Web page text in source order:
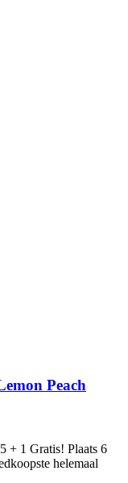
Peach
+ 1 Gratis! Plaats 6
helemaal